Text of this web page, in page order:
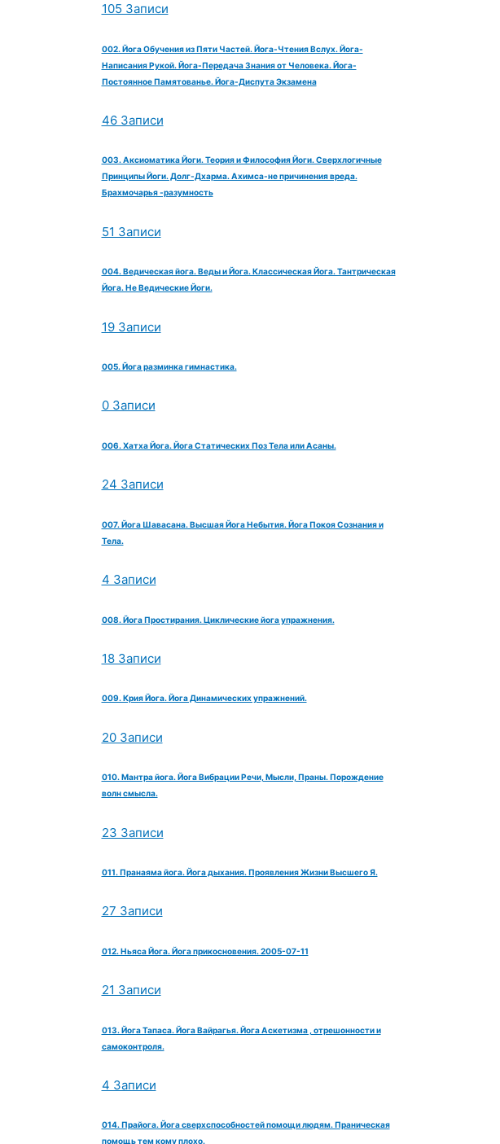
105 Записи
002. Йога Обучения из Пяти Частей. Йога-Чтения Вслух. Йога-
Написания Рукой. Йога-Передача Знания от Человека. Йога-
Постоянное Памятованье. Йога-Диспута Экзамена
46 Записи
003. Аксиоматика Йоги. Теория и Философия Йоги. Сверхлогичные
Принципы Йоги. Долг-Дхарма. Ахимса-не причинения вреда.
Брахмочарья -разумность
51 Записи
004. Ведическая йога. Веды и Йога. Классическая Йога. Тантрическая
Йога. Не Ведические Йоги.
19 Записи
005. Йога разминка гимнастика.
0 Записи
006. Хатха Йога. Йога Статических Поз Тела или Асаны.
24 Записи
007. Йога Шавасана. Высшая Йога Небытия. Йога Покоя Сознания и
Тела.
4 Записи
008. Йога Простирания. Циклические йога упражнения.
18 Записи
009. Крия Йога. Йога Динамических упражнений.
20 Записи
010. Мантра йога. Йога Вибрации Речи, Мысли, Праны. Порождение
волн смысла.
23 Записи
011. Пранаяма йога. Йога дыхания. Проявления Жизни Высшего Я.
27 Записи
012. Ньяса Йога. Йога прикосновения. 2005-07-11
21 Записи
013. Йога Тапаса. Йога Вайрагья. Йога Аскетизма , отрешонности и
самоконтроля.
4 Записи
014. Прайога. Йога сверхспособностей помощи людям. Праническая
помощь тем кому плохо.